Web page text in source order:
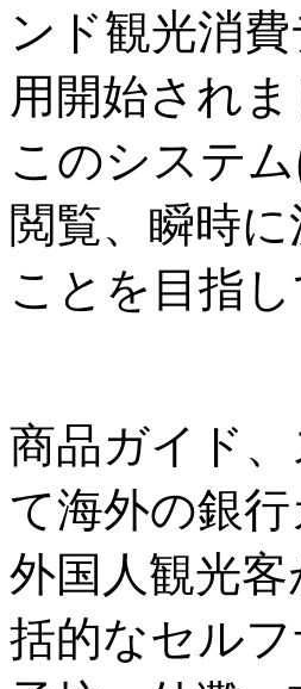
ンド観光消
用開始され
このシステ
閲覧、瞬時
ことを目指し
商品ガイド
て海外の銀
外国人観光
括的なセル